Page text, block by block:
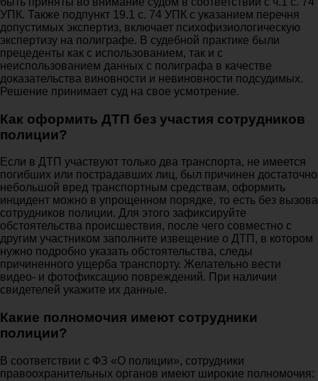
УПК. Также подпункт 19.1 с. 74 УПК с указанием перечня
допустимых экспертиз, включает психофизиологическую
экспертизу на полиграфе. В судебной практике были
прецеденты как с использованием, так и с
неиспользованием данных с полиграфа в качестве
доказательства виновности и невиновности подсудимых.
Решение принимает суд на свое усмотрение.
Как оформить ДТП без участия сотрудников
полиции?
Если в ДТП участвуют только два транспорта, не имеется
погибших или пострадавших лиц, был причинен достаточно
небольшой вред транспортным средствам, оформить
инцидент можно в упрощенном порядке, то есть без вызова
сотрудников полиции. Для этого зафиксируйте
обстоятельства происшествия, после чего совместно с
другим участником заполните извещение о ДТП, в котором
нужно подробно указать обстоятельства, следы
причиненного ущерба транспорту. Желательно вести
видео- и фотофиксацию повреждений. При наличии
свидетелей укажите их данные.
Какие полномочия имеют сотрудники
полиции?
В соответствии с ФЗ «О полиции», сотрудники
правоохранительных органов имеют широкие полномочия: